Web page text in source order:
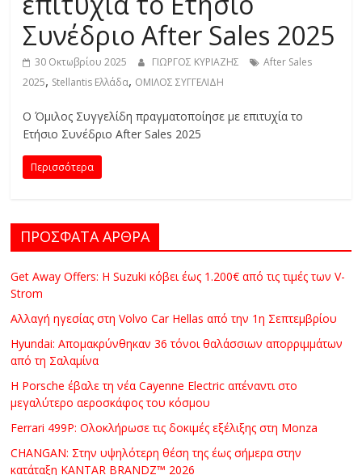
S
&
M
R
E
Συνέδριο After Sales 2025
30 Οκτωβρίου 2025 ΓΙΩΡΓΟΣ ΚΥΡΙΑΖΗΣ
After Sales
2025, Stellantis Ελλάδα, ΟΜΙΛΟΣ ΣΥΓΓΕΛΙΔΗ
Ο Όμιλος Συγγελίδη πραγματοποίησε με επιτυχία το
Ετήσιο Συνέδριο After Sales 2025
Περισσότερα
ΠΡΟΣΦΑΤΑ ΑΡΘΡΑ
Get Away Offers: Η Suzuki κόβει έως 1.200€ από τις τιμές των V-
Strom
Αλλαγή ηγεσίας στη Volvo Car Hellas από την 1η Σεπτεμβρίου
Hyundai: Απομακρύνθηκαν 36 τόνοι θαλάσσιων απορριμμάτων
από τη Σαλαμίνα
Η Porsche έβαλε τη νέα Cayenne Electric απέναντι στο
μεγαλύτερο αεροσκάφος του κόσμου
Ferrari 499P: Ολοκλήρωσε τις δοκιμές εξέλιξης στη Monza
CHANGAN: Στην υψηλότερη θέση της έως σήμερα στην
κατάταξη KANTAR BRANDZ™ 2026